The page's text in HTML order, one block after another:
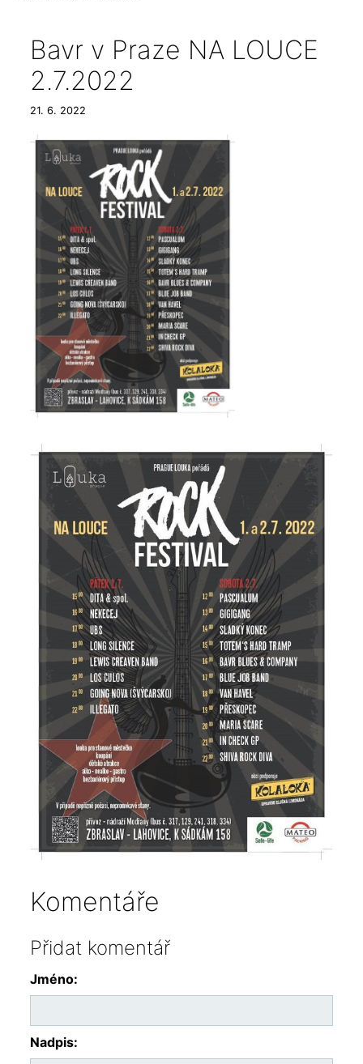
Bavr v Praze NA LOUCE
2.7.2022
21. 6. 2022
Komentáře
Přidat komentář
Jméno:
Nadpis: